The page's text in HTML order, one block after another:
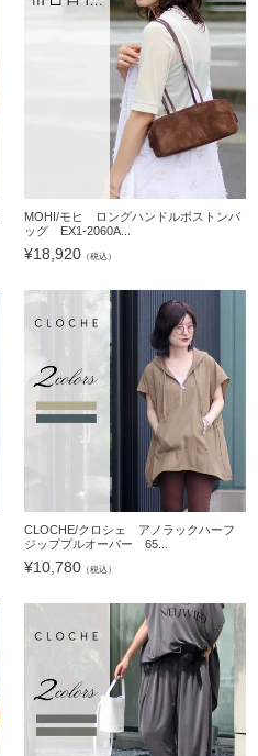
MOHI/モヒ ロングハンドルボストンバ
ッグ EX1-2060A...
¥18,920 （税込）
CLOCHE/クロシェ アノラックハーフ
ジッププルオーバー 65...
¥10,780 （税込）